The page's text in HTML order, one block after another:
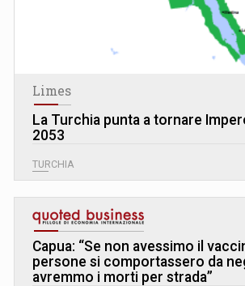
Limes
La Turchia punta a tornare
2053
TURCHIA
Capua: “Se non avessimo il
persone si comportassero da
avremmo i morti per strada”